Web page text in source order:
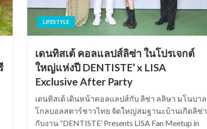
LIFESTYLE
เดนทิสเต้ คอลแลปส์ลิซ่า ในโปรเจกต์
ใหญ่แห่งปี DENTISTE’ x LISA
Exclusive After Party
เดนทิสเต้ เดินหน้าคอลแลปส์กับ ลิซ่า ลลิษา มโนบาล
โกลบอลสตาร์ชาวไทย จัดใหญ่สมฐานะบ้านเกิดลิซ่า
กับงาน “DENTISTE’ Presents LISA Fan Meetup in